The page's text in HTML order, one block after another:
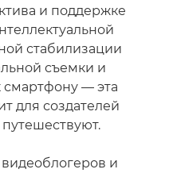
и поддержке
стабилизации
съемки и
— эта
для создателей
и